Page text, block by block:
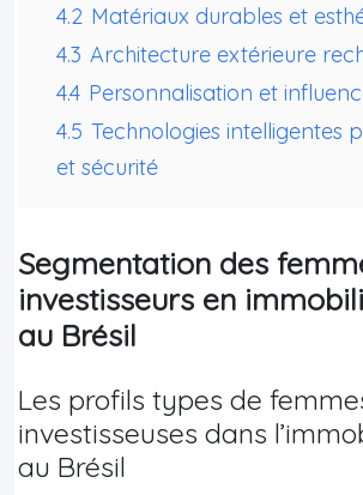
4.2 Matériaux durables et
4.3 Architecture extérieure
4.4 Personnalisation et
4.5 Technologies intelligentes
et sécurité
Segmentation des
investisseurs en
au Brésil
Les profils types de
investisseuses dans
au Brésil